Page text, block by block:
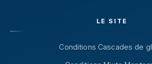
LE SITE
Conditions Cascades de